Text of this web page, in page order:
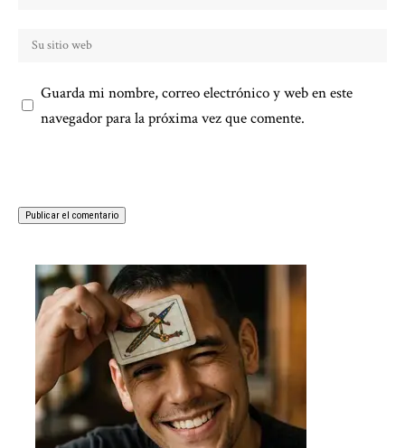
Guarda mi nombre, correo electrónico y web en este
navegador para la próxima vez que comente.